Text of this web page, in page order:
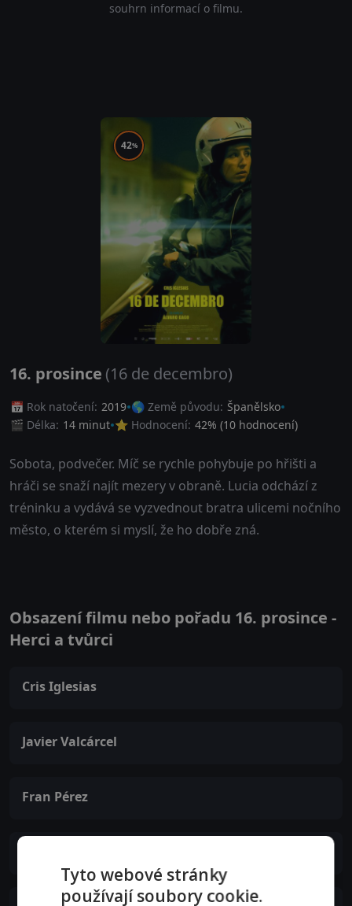
souhrn informací o filmu.
42%
16. prosince (16 de decembro)
📅 Rok natočení: 2019 🌎 Země původu: Španělsko
🎬 Délka: 14 minut ⭐ Hodnocení: 42% (10 hodnocení)
Sobota, podvečer. Míč se rychle pohybuje po hřišti a
hráči se snaží najít mezery v obraně. Lucia odchází z
tréninku a vydává se vyzvednout bratra ulicemi nočního
město, o kterém si myslí, že ho dobře zná.
Obsazení filmu nebo pořadu 16. prosince -
Herci a tvůrci
Cris Iglesias
Javier Valcárcel
Fran Pérez
Tyto webové stránky
používají soubory cookie.